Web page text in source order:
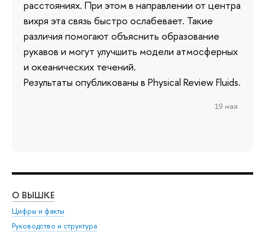
расстояниях. При этом в направлении от центра
вихря эта связь быстро ослабевает. Такие
различия помогают объяснить образование
рукавов и могут улучшить модели атмосферных
и океанических течений.
Результаты опубликованы в Physical Review Fluids.
19 мая
О ВЫШКЕ
Цифры и факты
Руководство и структура